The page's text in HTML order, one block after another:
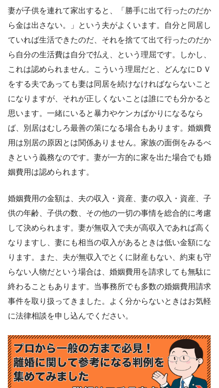
妻が子供を連れて家出すると、「勝手に出て行ったのだか
ら金は出さない。」という夫がよくいます。自分と同居し
ていれば生活できたのだ、それを捨てて出て行ったのだか
ら自分の生活費は自分で払え、という理屈です。しかし、
これは認められません。こういう理屈だと、どんなにＤＶ
をする夫であっても妻は同居を続けなければならないこと
になりますが、それが正しくないことは誰にでも分かると
思います。一緒にいると暴力やケンカばかりになるなら
ば、別居はむしろ最善の策になる場合もあります。婚姻費
用は別居の原因とは関係ありません。家族の面倒をみるべ
きという義務なのです。妻が一方的に家を出た場合でも婚
姻費用は認められます。
婚姻費用の金額は、夫の収入・資産、妻の収入・資産、子
供の年齢、子供の数、その他の一切の事情を総合的に考慮
して決められます。妻が無収入で夫が高収入であれば高く
なりますし、妻にも相当の収入があるときは低い金額にな
ります。また、夫が無収入でとくに財産もない、約束も守
らない人物だという場合は、婚姻費用を請求しても無駄に
終わることもあります。当事務所でも多数の婚姻費用請求
事件を取り扱ってきました。よく分からないときはお気軽
に法律相談を申し込んでください。